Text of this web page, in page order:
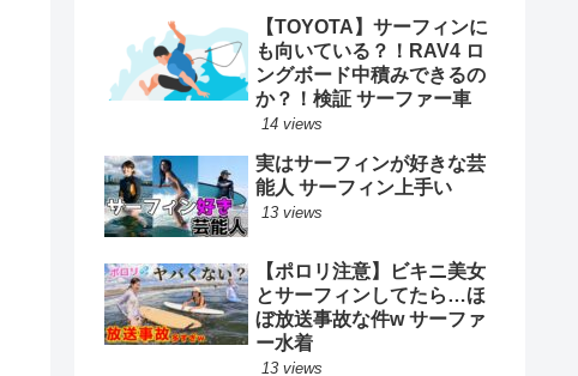
【TOYOTA】サーフィンに
も向いている？！RAV4 ロ
ングボード中積みできるの
か？！検証 サーファー車
14 views
実はサーフィンが好きな芸
能人 サーフィン上手い
13 views
【ポロリ注意】ビキニ美女
とサーフィンしてたら…ほ
ぼ放送事故な件w サーファ
ー水着
13 views